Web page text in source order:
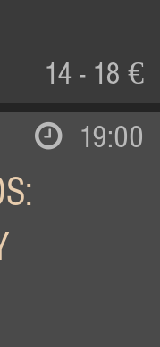
14 - 18 €
19:00